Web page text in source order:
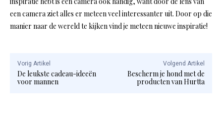
een camera ziet alles er meteen veel interessanter uit. Door op die
manier naar de wereld te kijken vind je meteen nieuwe inspiratie!
Vorig Artikel
De leukste cadeau-ideeën
voor mannen
Volgend Artikel
Bescherm je hond met de
producten van Hurtta